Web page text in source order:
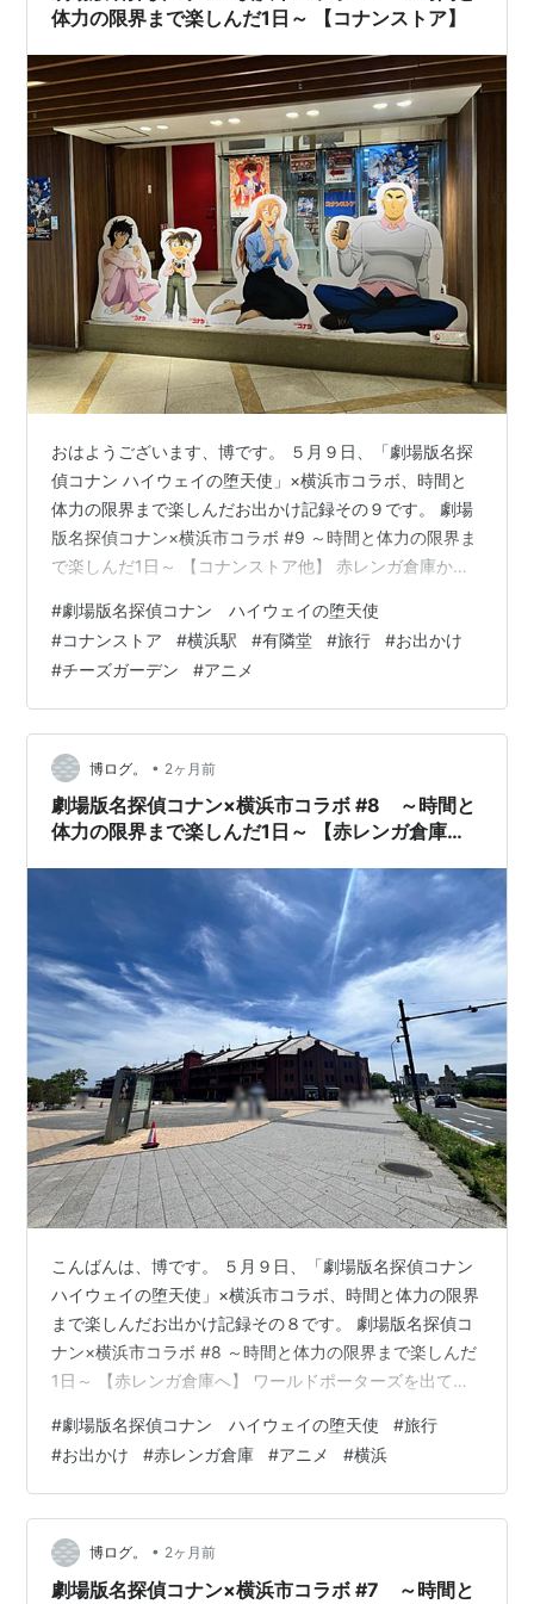
体力の限界まで楽しんだ1日～ 【コナンストア】
おはようございます、博です。 ５月９日、「劇場版名探
偵コナン ハイウェイの堕天使」×横浜市コラボ、時間と
体力の限界まで楽しんだお出かけ記録その９です。 劇場
版名探偵コナン×横浜市コラボ #9 ～時間と体力の限界ま
で楽しんだ1日～ 【コナンストア他】 赤レンガ倉庫から
なとみらい線で横浜駅へ向かいました。もうすでにこの
時点で足のあちこちが相当痛く、ひょこひょこ歩きでし
た（笑）。 横浜駅に着くと、まずは有隣堂さんへ。有隣
堂さんでは、この日「コナンストア」を開催中でした
（開催期間は２０２６年４月１０日～５月１０日でし
た）。 有隣堂さんでは、今回のような…
#劇場版名探偵コナン ハイウェイの堕天使
#コナンストア #横浜駅 #有隣堂 #旅行 #お出かけ
#チーズガーデン #アニメ
博ログ。 • 2ヶ月前
劇場版名探偵コナン×横浜市コラボ #8 ～時間と
体力の限界まで楽しんだ1日～ 【赤レンガ倉庫
こんばんは、博です。 ５月９日、「劇場版名探偵コナン
ハイウェイの堕天使」×横浜市コラボ、時間と体力の限界
まで楽しんだお出かけ記録その８です。 劇場版名探偵コ
ナン×横浜市コラボ #8 ～時間と体力の限界まで楽しんだ
1日～ 【赤レンガ倉庫へ】 ワールドポーターズを出て、
ッカー集め最終地点、赤レンガ倉庫に向かいました。本
当はステッカー全種類コンプリートしたかったのです
が、時間的な関係でこの５枚目までが限界でした
（汗）。 ワールドポーターズからつながってる歩道橋を
利用するとすんなり赤レンガ倉庫へ行くことができまし
た。 赤レンガ倉庫自体は、年に数回、イ…
#劇場版名探偵コナン ハイウェイの堕天使 #旅行
#お出かけ #赤レンガ倉庫 #アニメ #横浜
博ログ。 • 2ヶ月前
劇場版名探偵コナン×横浜市コラボ #7 ～時間と